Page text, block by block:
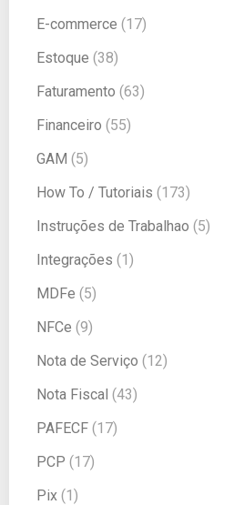
E-commerce (17)
Estoque (38)
Faturamento (63)
Financeiro (55)
GAM (5)
How To / Tutoriais (173)
Instruções de Trabalhao (5)
Integrações (1)
MDFe (5)
NFCe (9)
Nota de Serviço (12)
Nota Fiscal (43)
PAFECF (17)
PCP (17)
Pix (1)